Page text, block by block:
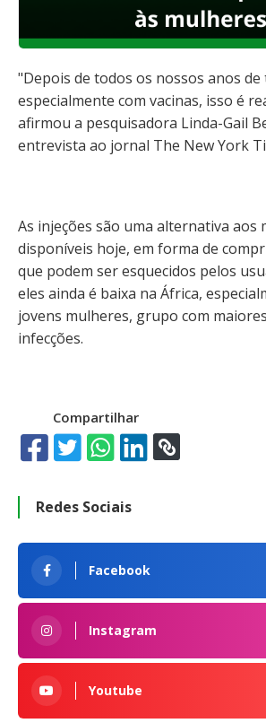
"Depois de todos os nossos anos de
especialmente com vacinas, isso é
afirmou a pesquisadora Linda-Gail
entrevista ao jornal The New York
As injeções são uma alternativa aos
disponíveis hoje, em forma de
que podem ser esquecidos pelos
eles ainda é baixa na África,
jovens mulheres, grupo com
infecções.
Compartilhar
Redes Sociais
Facebook
Instagram
Youtube